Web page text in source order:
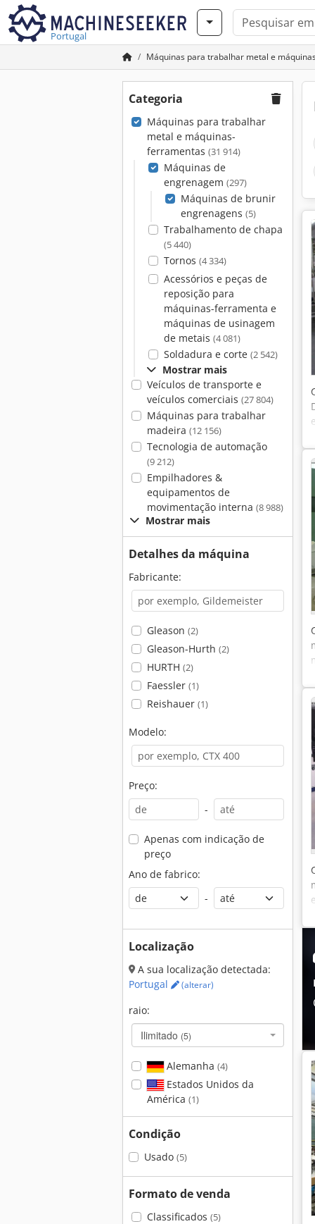
Portugal
Máquinas para trabalhar metal e
Categoria
Máquinas para trabalhar
metal e máquinas-
ferramentas (31 914)
Máquinas de
engrenagem (297)
Máquinas de brunir
engrenagens (5)
Trabalhamento de chapa
(5 440)
Tornos (4 334)
Acessórios e peças de
reposição para
máquinas-ferramenta e
máquinas de usinagem
de metais (4 081)
Soldadura e corte (2 542)
Mostrar mais
Veículos de transporte e
veículos comerciais (27 804)
Máquinas para trabalhar
madeira (12 156)
Tecnologia de automação
(9 212)
Empilhadores &
equipamentos de
movimentação interna (8 988)
Mostrar mais
Detalhes da máquina
Fabricante:
Gleason (2)
Gleason-Hurth (2)
HURTH (2)
Faessler (1)
Reishauer (1)
Modelo:
Preço:
-
Apenas com indicação de
preço
Ano de fabrico:
-
Localização
A sua localização detectada:
Portugal
(alterar)
raio:
Ilimitado (5)
Alemanha (4)
Estados Unidos da
América (1)
Condição
Usado (5)
Formato de venda
Classificados (5)